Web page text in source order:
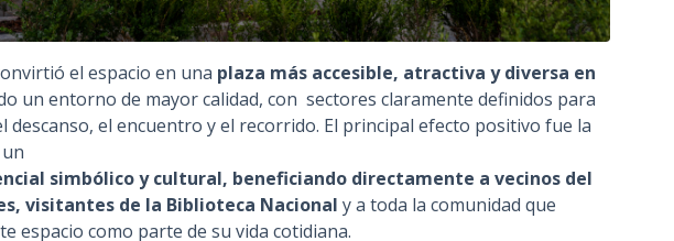
el espacio en una plaza más accesible, atractiva y diversa en
un entorno de mayor calidad, con sectores claramente definidos para
descanso, el encuentro y el recorrido. El principal efecto positivo fue la
simbólico y cultural, beneficiando directamente a vecinos del
visitantes de la Biblioteca Nacional y a toda la comunidad que
espacio como parte de su vida cotidiana.